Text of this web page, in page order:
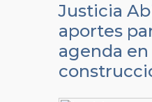
Justicia
aportes
agenda en